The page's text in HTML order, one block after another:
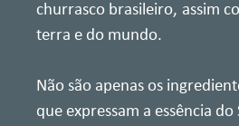
churrasco brasileiro, assim
terra e do mundo.
Não são apenas os
que expressam a essência do